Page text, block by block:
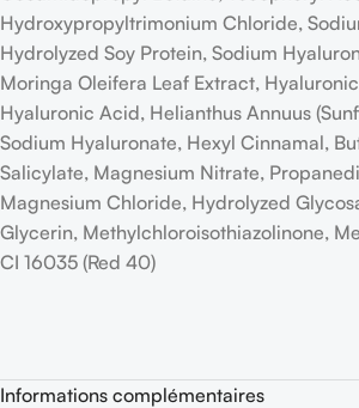
Hydroxypropyltrimonium Chloride,
Hydrolyzed Soy Protein, Sodium
Moringa Oleifera Leaf Extract,
Hyaluronic Acid, Helianthus Annuus
Sodium Hyaluronate, Hexyl Cinnamal,
Salicylate, Magnesium Nitrate,
Magnesium Chloride, Hydrolyzed
Glycerin, Methylchloroisothiazolinone,
CI 16035 (Red 40)
Informations complémentaires